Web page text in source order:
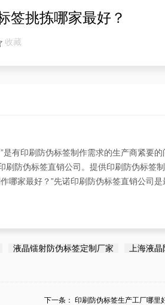
签挑拣哪家最好？
收藏
是有印刷防伪标签制作需求的生产商紧要
刷防伪标签直销公司。提供印刷防伪标签
哪家最好？”先诺印刷防伪标签直销公司是
液晶镭射防伪标签定制厂家 上海液
下一条： 印刷防伪标签生产工厂哪里